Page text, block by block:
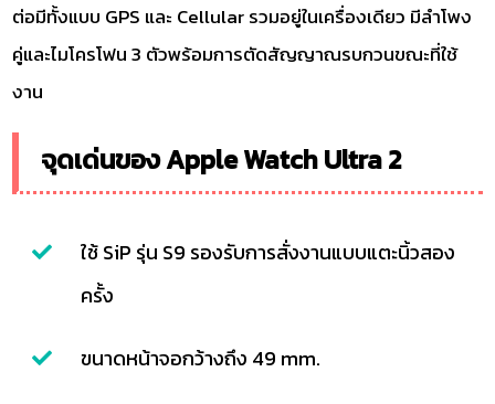
ต่อมีทั้งแบบ GPS และ Cellular รวมอยู่ในเครื่องเดียว มีลำโพง
คู่และไมโครโฟน 3 ตัวพร้อมการตัดสัญญาณรบกวนขณะที่ใช้
งาน
จุดเด่นของ Apple Watch Ultra 2
ใช้ SiP รุ่น S9 รองรับการสั่งงานแบบแตะนิ้วสอง
ครั้ง
ขนาดหน้าจอกว้างถึง 49 mm.